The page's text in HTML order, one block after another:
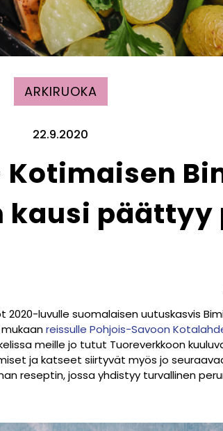
ARKIRUOKA
22.9.2020
kausi päättyy
luvulle suomalaisen uutuskasvis
reissulle Pohjois-Savoon
meille jo tutut Tuoreverkkoon
ja katseet siirtyvät myös jo
reseptin, jossa yhdistyy turvallinen